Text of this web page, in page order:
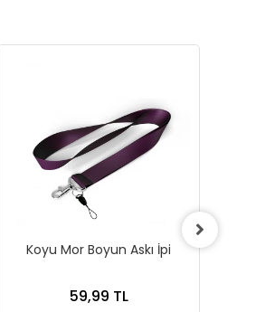
Koyu Mor Boyun Askı İpi
59,99 TL